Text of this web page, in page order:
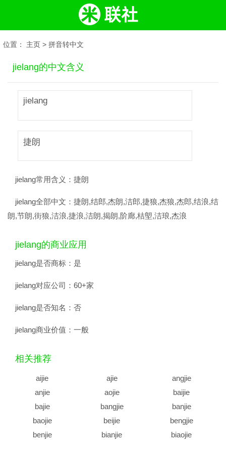
位置： 主页 > 拼音转中文
jielang的中文含义
jielang
捷朗
jielang常用含义： 捷朗
jielang全部中文： 捷朗,结郎,杰朗,洁郎,捷狼,杰狼,杰郎,结浪,结
朗,节朗,街狼,洁浪,捷浪,洁朗,揭朗,阶廊,桔塱,洁琅,杰浪
jielang的商业应用
jielang是否商标： 是
jielang对应公司： 60+家
jielang是否知名： 否
jielang商业价值： 一般
相关推荐
aijie ajie
angjie
anjie
aojie
baijie
bajie
bangjie
banjie
baojie
beijie
bengjie
benjie
bianjie
biaojie